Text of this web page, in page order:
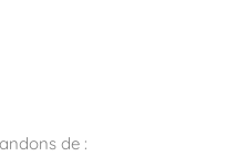
de :